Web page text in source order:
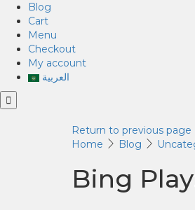
Blog
Cart
Menu
Checkout
My account
العربية
Return to previous page
Home
Blog
Bing